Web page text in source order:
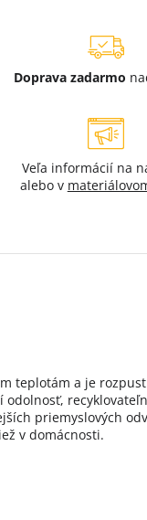
Doprava zadarmo
Veľa informácií na
alebo v
teplotám a je
odolnosť,
priemyslových
v domácnosti.